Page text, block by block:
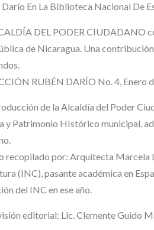
Darío En La Biblioteca Nacional De
DEL PODER CIUDADANO
de Nicaragua. Una
RUBÉN DARÍO No. 4, Enero
de la Alcaldía del Poder
y Patrimonio HIstórico municipal,
recopilado por: Arquitecta Marcela
(INC), pasante académica en
del INC en ese año.
editorial: Lic. Clemente Guido